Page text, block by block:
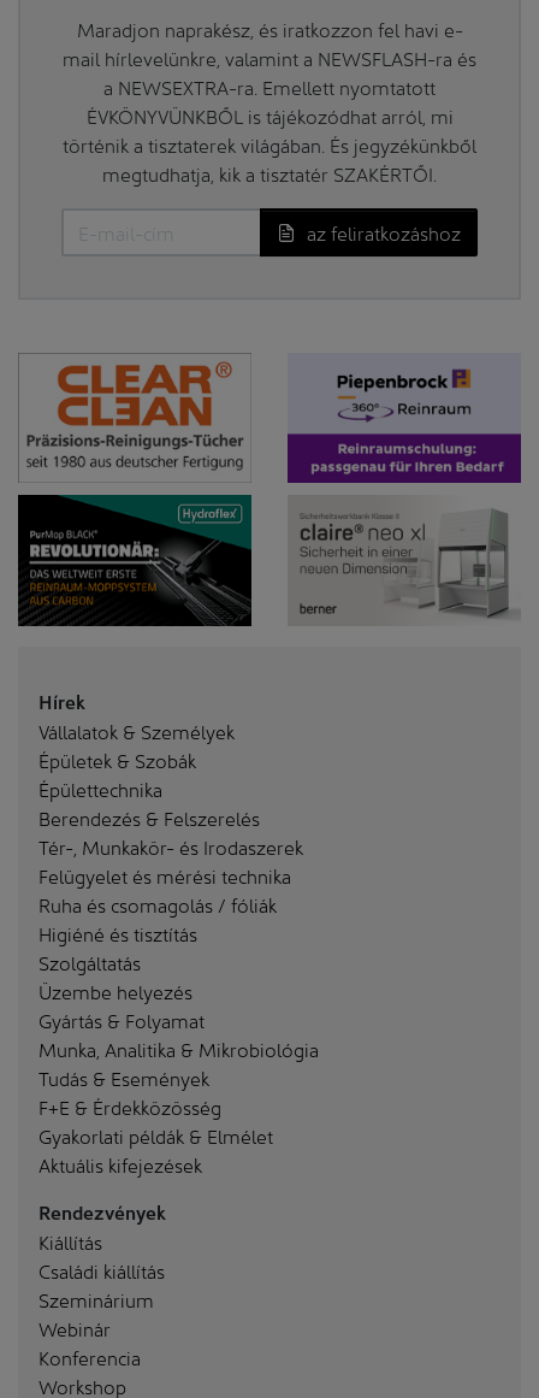
Maradjon naprakész, és iratkozzon fel havi e-
mail hírlevelünkre, valamint a NEWSFLASH-ra és
a NEWSEXTRA-ra. Emellett nyomtatott
ÉVKÖNYVÜNKBŐL is tájékozódhat arról, mi
történik a tisztaterek világában. És jegyzékünkből
megtudhatja, kik a tisztatér SZAKÉRTŐI.
az feliratkozáshoz
Hírek
Vállalatok & Személyek
Épületek & Szobák
Épülettechnika
Berendezés & Felszerelés
Tér-, Munkakör- és Irodaszerek
Felügyelet és mérési technika
Ruha és csomagolás / fóliák
Higiéné és tisztítás
Szolgáltatás
Üzembe helyezés
Gyártás & Folyamat
Munka, Analitika & Mikrobiológia
Tudás & Események
F+E & Érdekközösség
Gyakorlati példák & Elmélet
Aktuális kifejezések
Rendezvények
Kiállítás
Családi kiállítás
Szeminárium
Webinár
Konferencia
Workshop